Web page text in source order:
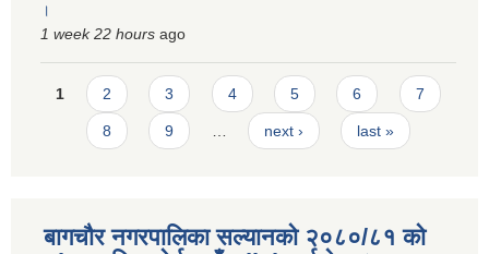
।
1 week 22 hours ago
Pages
1 2 3 4 5 6 7
8 9 next › last »
बागचौर नगरपालिका सल्यानको २०८०/८१ को